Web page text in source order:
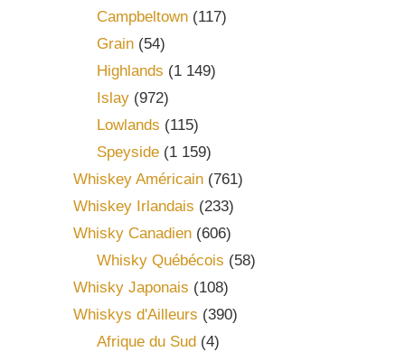
Campbeltown(117)
Grain(54)
Highlands (1 149)
Islay(972)
Lowlands (115)
Speyside(1 159)
Whiskey Américain (761)
Whiskey Irlandais (233)
Whisky Canadien (606)
Whisky Québécois (58)
Whisky Japonais (108)
Whiskys d'Ailleurs (390)
Afrique du Sud (4)